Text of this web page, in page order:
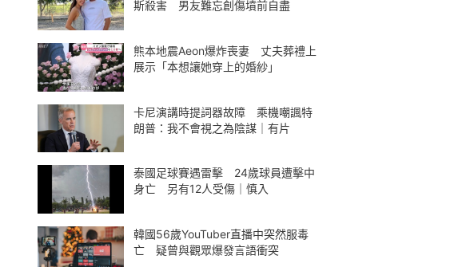
斯殺害 男友難忘創傷墳前自盡
熊本地震Aeon爆炸喪妻 丈夫葬禮上
展示「本想讓她穿上的婚紗」
卡尼演講時提詞器故障 乘機嘲諷特
朗普：我不會視之為陰謀｜有片
泰國足球賽遇雷擊 24歲球員遭擊中
身亡 另有12人受傷｜慎入
韓國56歲YouTuber直播中突然服毒
亡 疑曾與觀眾爆發言語衝突